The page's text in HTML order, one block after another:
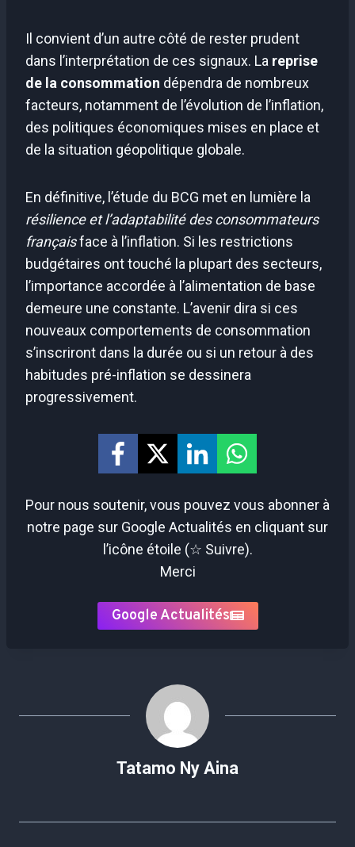
Il convient d’un autre côté de rester prudent
dans l’interprétation de ces signaux. La reprise
de la consommation dépendra de nombreux
facteurs, notamment de l’évolution de l’inflation,
des politiques économiques mises en place et
de la situation géopolitique globale.
En définitive, l’étude du BCG met en lumière la
résilience et l’adaptabilité des consommateurs
françaisface à l’inflation. Si les restrictions
budgétaires ont touché la plupart des secteurs,
l’importance accordée à l’alimentation de base
demeure une constante. L’avenir dira si ces
nouveaux comportements de consommation
s’inscriront dans la durée ou si un retour à des
habitudes pré-inflation se dessinera
progressivement.
Pour nous soutenir, vous pouvez vous abonner à
notre page sur Google Actualités en cliquant sur
l’icône étoile (☆ Suivre).
Merci
Google Actualités
Tatamo Ny Aina